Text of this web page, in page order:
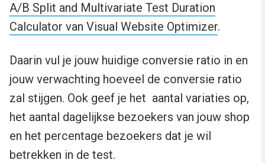
A/B Split and Multivariate Test Duration
Calculator van Visual Website Optimizer.
Daarin vul je jouw huidige conversie ratio in en
jouw verwachting hoeveel de conversie ratio
zal stijgen. Ook geef je het aantal variaties op,
het aantal dagelijkse bezoekers van jouw shop
en het percentage bezoekers dat je wil
betrekken in de test.